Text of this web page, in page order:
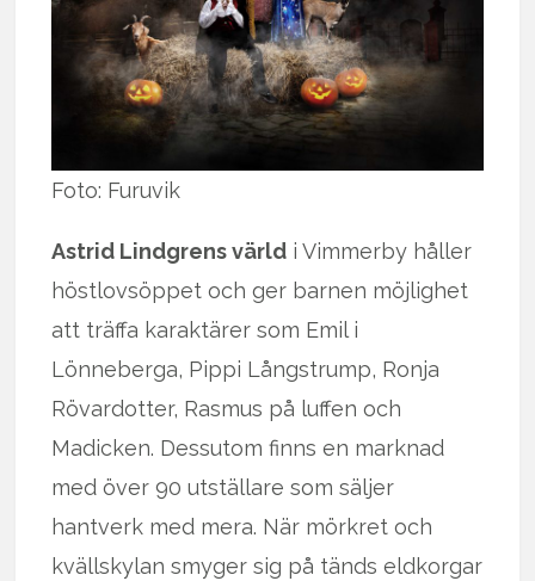
Foto: Furuvik
Astrid Lindgrens värld i Vimmerby håller
höstlovsöppet och ger barnen möjlighet
att träffa karaktärer som Emil i
Lönneberga, Pippi Långstrump, Ronja
Rövardotter, Rasmus på luffen och
Madicken. Dessutom finns en marknad
med över 90 utställare som säljer
hantverk med mera. När mörkret och
kvällskylan smyger sig på tänds eldkorgar